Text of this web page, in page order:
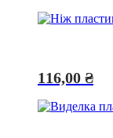
116,00 ₴